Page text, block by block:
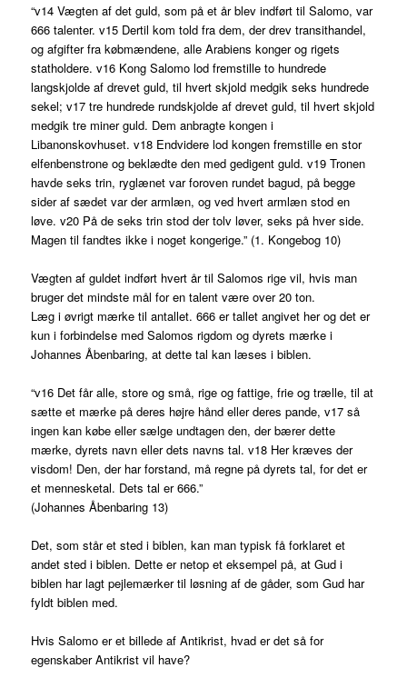
“v14 Vægten af det guld, som på et år blev indført til Salomo, var
666 talenter. v15 Dertil kom told fra dem, der drev transithandel,
og afgifter fra købmændene, alle Arabiens konger og rigets
statholdere. v16 Kong Salomo lod fremstille to hundrede
langskjolde af drevet guld, til hvert skjold medgik seks hundrede
sekel; v17 tre hundrede rundskjolde af drevet guld, til hvert skjold
medgik tre miner guld. Dem anbragte kongen i
Libanonskovhuset. v18 Endvidere lod kongen fremstille en stor
elfenbenstrone og beklædte den med gedigent guld. v19 Tronen
havde seks trin, ryglænet var foroven rundet bagud, på begge
sider af sædet var der armlæn, og ved hvert armlæn stod en
løve. v20 På de seks trin stod der tolv løver, seks på hver side.
Magen til fandtes ikke i noget kongerige.” (1. Kongebog 10)
Vægten af guldet indført hvert år til Salomos rige vil, hvis man
bruger det mindste mål for en talent være over 20 ton.
Læg i øvrigt mærke til antallet. 666 er tallet angivet her og det er
kun i forbindelse med Salomos rigdom og dyrets mærke i
Johannes Åbenbaring, at dette tal kan læses i biblen.
“v16 Det får alle, store og små, rige og fattige, frie og trælle, til at
sætte et mærke på deres højre hånd eller deres pande, v17 så
ingen kan købe eller sælge undtagen den, der bærer dette
mærke, dyrets navn eller dets navns tal. v18 Her kræves der
visdom! Den, der har forstand, må regne på dyrets tal, for det er
et mennesketal. Dets tal er 666.”
(Johannes Åbenbaring 13)
Det, som står et sted i biblen, kan man typisk få forklaret et
andet sted i biblen. Dette er netop et eksempel på, at Gud i
biblen har lagt pejlemærker til løsning af de gåder, som Gud har
fyldt biblen med.
Hvis Salomo er et billede af Antikrist, hvad er det så for
egenskaber Antikrist vil have?